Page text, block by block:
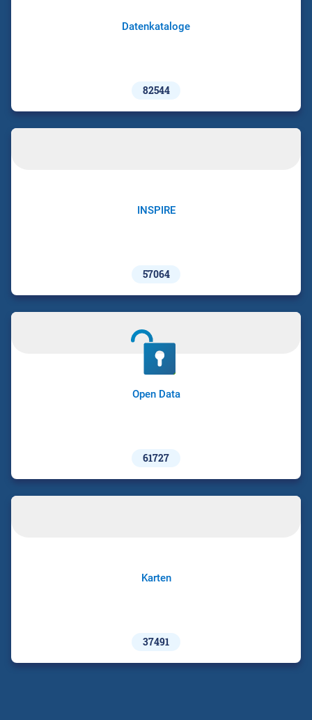
Datenkataloge
82544
INSPIRE
57064
Open Data
61727
Karten
37491